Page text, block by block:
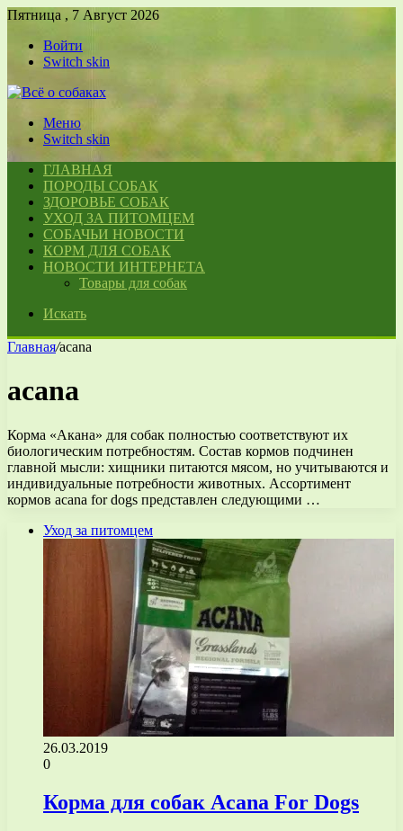
Пятница , 7 Август 2026
Войти
Switch skin
Меню
Switch skin
ГЛАВНАЯ
ПОРОДЫ СОБАК
ЗДОРОВЬЕ СОБАК
УХОД ЗА ПИТОМЦЕМ
СОБАЧЬИ НОВОСТИ
КОРМ ДЛЯ СОБАК
НОВОСТИ ИНТЕРНЕТА
Товары для собак
Искать
Главная/acana
acana
Корма «Акана» для собак полностью соответствуют их
биологическим потребностям. Состав кормов подчинен
главной мысли: хищники питаются мясом, но учитываются и
индивидуальные потребности животных. Ассортимент
кормов acana for dogs представлен следующими …
Уход за питомцем
26.03.2019
0
Корма для собак Acana For Dogs